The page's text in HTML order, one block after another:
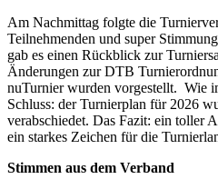
jederzeit über den Link im
angepasst werden.
Am Nachmittag folgte die
Teilnehmenden und super
gab es einen Rückblick zur
Änderungen zur DTB
nuTurnier wurden vorgestellt. Wie
Schluss: der Turnierplan für 2026
verabschiedet. Das Fazit: ein toller
ein starkes Zeichen für die
Stimmen aus dem Verband